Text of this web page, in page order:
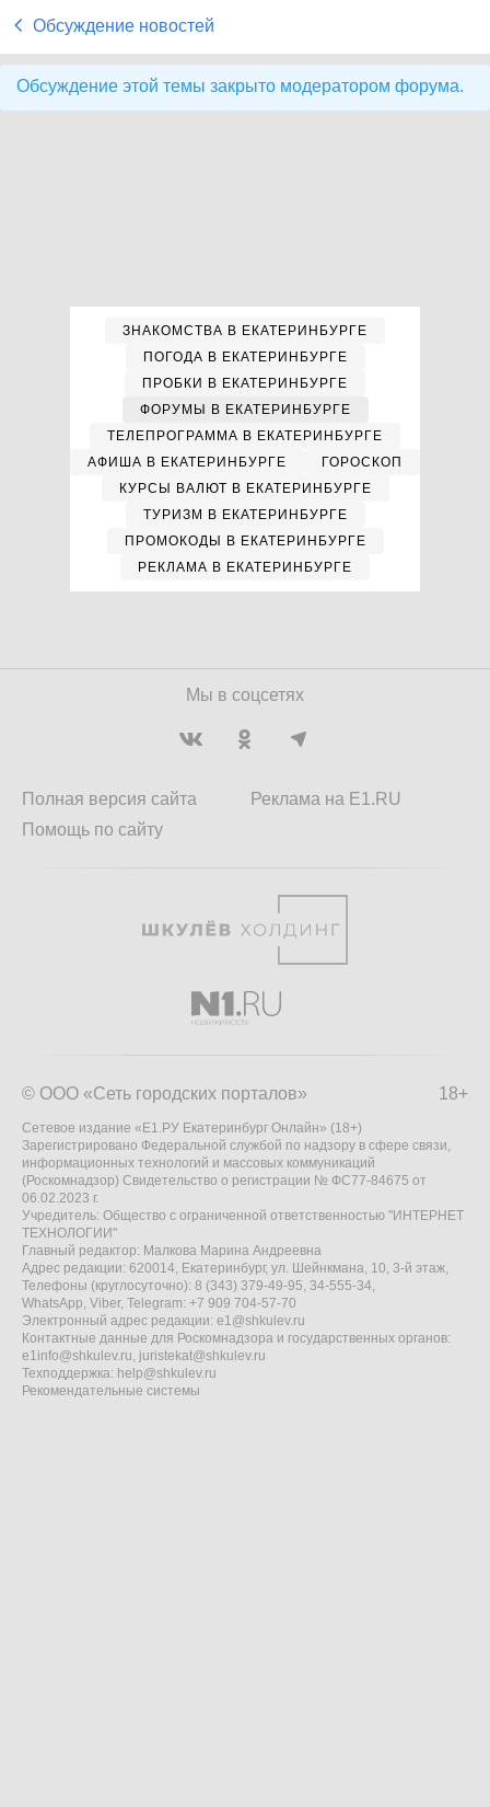
Обсуждение новостей
Обсуждение этой темы закрыто модератором форума.
ЗНАКОМСТВА В ЕКАТЕРИНБУРГЕ
ПОГОДА В ЕКАТЕРИНБУРГЕ
ПРОБКИ В ЕКАТЕРИНБУРГЕ
ФОРУМЫ В ЕКАТЕРИНБУРГЕ
ТЕЛЕПРОГРАММА В ЕКАТЕРИНБУРГЕ
АФИША В ЕКАТЕРИНБУРГЕ
ГОРОСКОП
КУРСЫ ВАЛЮТ В ЕКАТЕРИНБУРГЕ
ТУРИЗМ В ЕКАТЕРИНБУРГЕ
ПРОМОКОДЫ В ЕКАТЕРИНБУРГЕ
РЕКЛАМА В ЕКАТЕРИНБУРГЕ
Мы в соцсетях
Полная версия сайта
Помощь по сайту
Реклама на E1.RU
18+
© ООО «Сеть городских порталов»
Сетевое издание «Е1.РУ Екатеринбург Онлайн» (18+)
Зарегистрировано Федеральной службой по надзору в сфере связи,
информационных технологий и массовых коммуникаций
(Роскомнадзор) Свидетельство о регистрации № ФС77-84675 от
06.02.2023 г.
Учредитель: Общество с ограниченной ответственностью "ИНТЕРНЕТ
ТЕХНОЛОГИИ"
Главный редактор: Малкова Марина Андреевна
Адрес редакции: 620014, Екатеринбург, ул. Шейнкмана, 10, 3-й этаж,
Телефоны (круглосуточно): 8 (343) 379-49-95, 34-555-34,
WhatsApp, Viber, Telegram: +7 909 704-57-70
Электронный адрес редакции: e1@shkulev.ru
Контактные данные для Роскомнадзора и государственных органов:
e1info@shkulev.ru, juristekat@shkulev.ru
Техподдержка: help@shkulev.ru
Рекомендательные системы